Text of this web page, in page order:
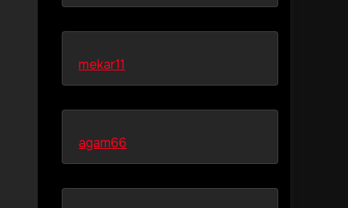
mekar11
agam66